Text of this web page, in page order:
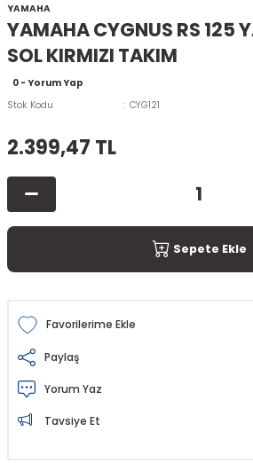
YAMAHA
YAMAHA CYGNUS RS 125
SOL KIRMIZI TAKIM
0 - Yorum Yap
Stok Kodu
CYG121
2.399,47 TL
Sepete Ekle
Paylaş
Yorum Yaz
Tavsiye Et